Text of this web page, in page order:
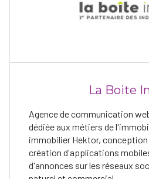
La Boite
Agence de communication
dédiée aux métiers de
immobilier Hektor,
création d'applications
d'annonces sur les réseaux